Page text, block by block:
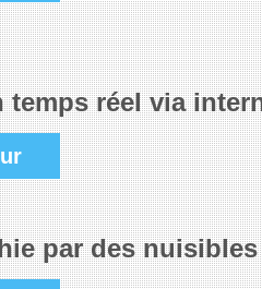
temps réel via
par des